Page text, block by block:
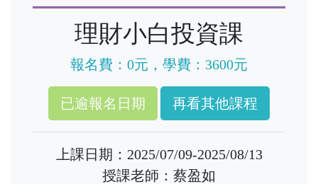
理財小白投資課
報名費：0元，學費：3600元
再看其他課程
上課日期：2025/07/09-2025/08/13
授課老師：蔡盈如